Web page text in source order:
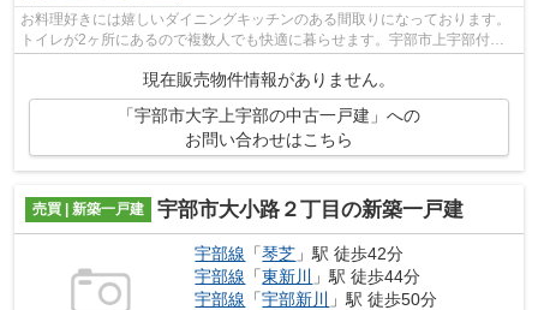
お料理好きには嬉しいダイニングキッチンのある間取りになっております。
トイレが2ヶ所にあるので複数人でも快適に暮らせます。宇部市上宇部付近
現在販売物件情報がありません。
「宇部市大字上宇部の中古一戸建」への
お問い合わせはこちら
売買 | 新築一戸建 宇部市大小路２丁目の新築一戸建
宇部線 「琴芝 」駅 徒歩42分
宇部線 「東新川
」駅 徒歩44分
宇部線 「宇部新川
」駅 徒歩50分